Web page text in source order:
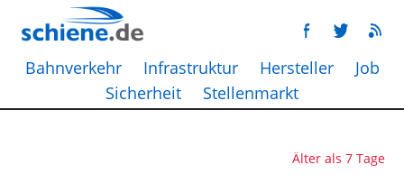
Bahnverkehr Infrastruktur Hersteller
Job
Sicherheit
Stellenmarkt
Älter als 7 Tage